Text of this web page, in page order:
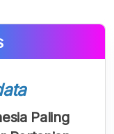
Paling